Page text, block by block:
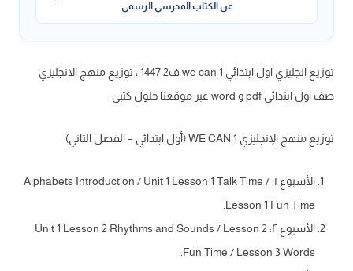
عن الكتاب المدرسي الرسمي.
توزيع انجليزي اول ابتدائي we can 1 ف2 1447 ، توزيع منهج الانجليزي
صف اول ابتدائي pdf و word عبر موقعنا حلول كتبي
توزيع منهج الإنجليزي WE CAN 1 (أول ابتدائي – الفصل الثاني)
الأسبوع ١: Alphabets Introduction / Unit 1 Lesson 1 Talk Time /
Lesson 1 Fun Time.
الأسبوع ٢: Unit 1 Lesson 2 Rhythms and Sounds / Lesson 2
Fun Time / Lesson 3 Words.